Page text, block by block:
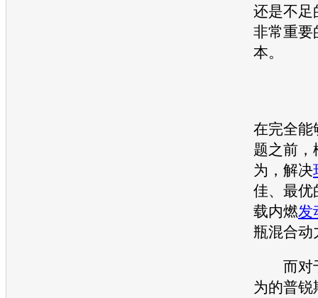
还是不足
非常重要
本。
在完全能
题之前，
为，解决
佳、最优
载内燃发
瓶混合动
而对
为的普锐